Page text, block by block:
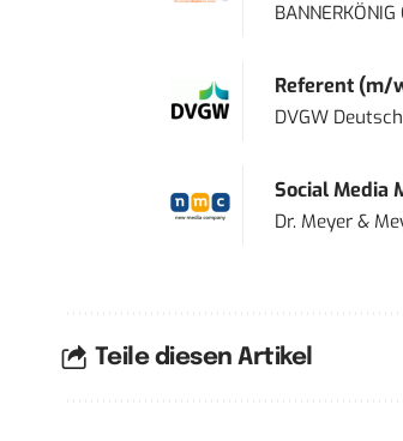
Referent (m/
DVGW
Social Media
Dr. Meyer &
Teile diesen Artikel